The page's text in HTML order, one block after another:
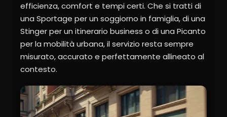
efficienza, comfort e tempi certi. Che si tratti di
una Sportage per un soggiorno in famiglia, di una
Stinger per un itinerario business o di una Picanto
per la mobilità urbana, il servizio resta sempre
misurato, accurato e perfettamente allineato al
contesto.